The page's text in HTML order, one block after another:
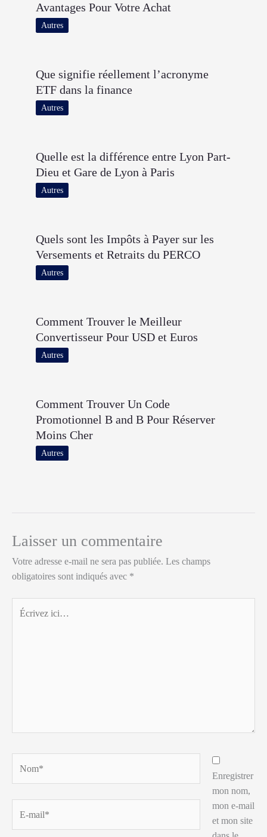
Avantages Pour Votre Achat
Autres
Que signifie réellement l’acronyme
ETF dans la finance
Autres
Quelle est la différence entre Lyon Part-
Dieu et Gare de Lyon à Paris
Autres
Quels sont les Impôts à Payer sur les
Versements et Retraits du PERCO
Autres
Comment Trouver le Meilleur
Convertisseur Pour USD et Euros
Autres
Comment Trouver Un Code
Promotionnel B and B Pour Réserver
Moins Cher
Autres
Laisser un commentaire
Votre adresse e-mail ne sera pas publiée. Les champs
obligatoires sont indiqués avec *
ici…
mail*
Enregistrer
mon nom,
mon e-mail
et mon site